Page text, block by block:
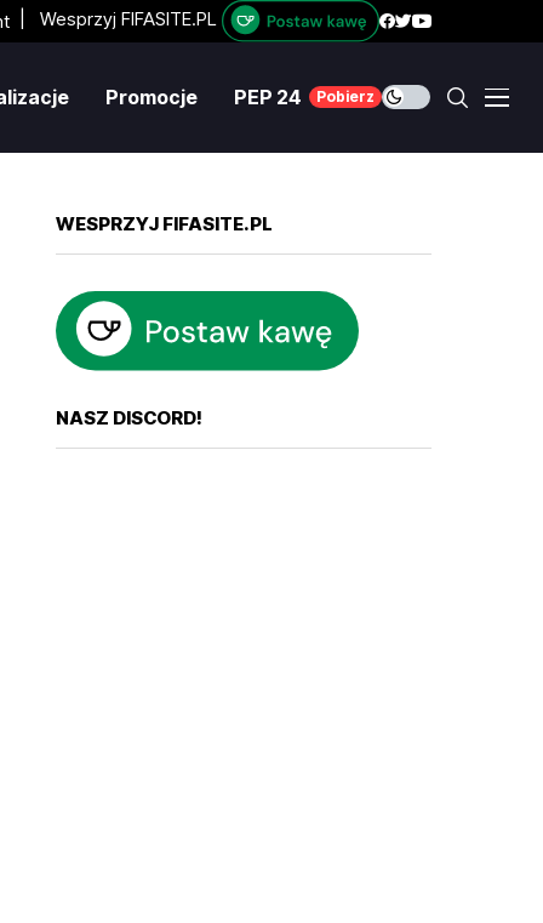
Wesprzyj FIFASITE.PL
Promocje PEP 24 Pobierz
WESPRZYJ FIFASITE.PL
NASZ DISCORD!